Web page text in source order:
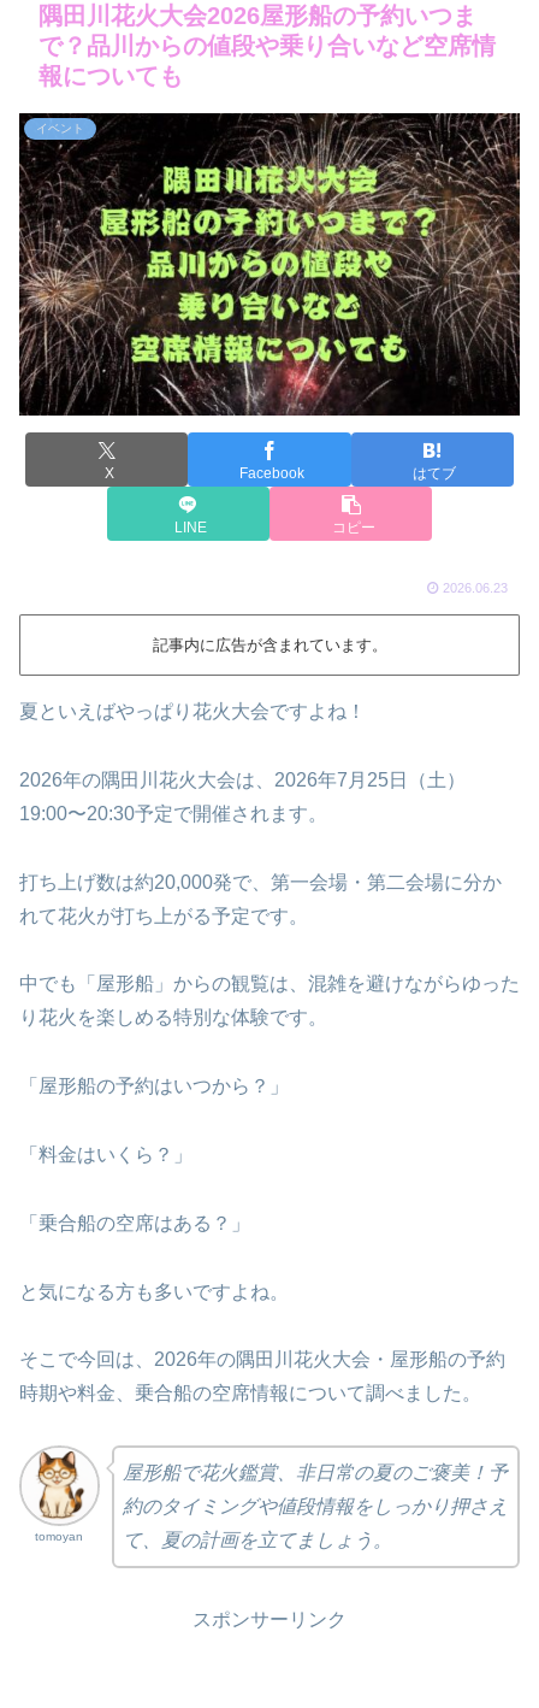
隅田川花火大会2026屋形船の予約いつま
で？品川からの値段や乗り合いなど空席情
報についても
イベント
X Facebook はてブ
LINE コピー
2026.06.23
記事内に広告が含まれています。
夏といえばやっぱり花火大会ですよね！
2026年の隅田川花火大会は、2026年7月25日（土）
19:00〜20:30予定で開催されます。
打ち上げ数は約20,000発で、第一会場・第二会場に分か
れて花火が打ち上がる予定です。
中でも「屋形船」からの観覧は、混雑を避けながらゆった
り花火を楽しめる特別な体験です。
「屋形船の予約はいつから？」
「料金はいくら？」
「乗合船の空席はある？」
と気になる方も多いですよね。
そこで今回は、2026年の隅田川花火大会・屋形船の予約
時期や料金、乗合船の空席情報について調べました。
tomoyan
屋形船で花火鑑賞、非日常の夏のご褒美！予
約のタイミングや値段情報をしっかり押さえ
て、夏の計画を立てましょう。
スポンサーリンク